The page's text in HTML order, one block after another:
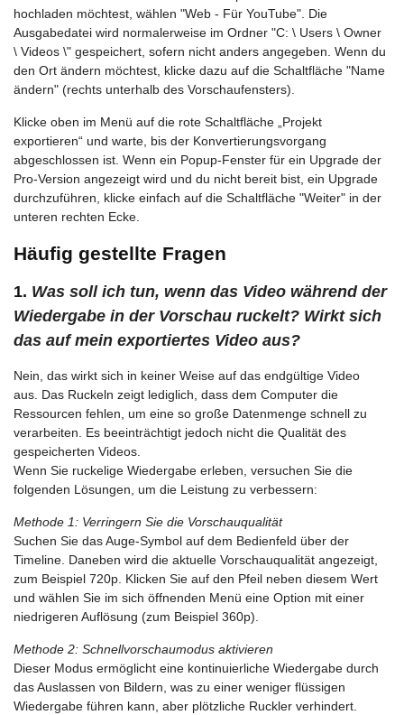
hochladen möchtest, wählen "Web - Für YouTube". Die
Ausgabedatei wird normalerweise im Ordner "C: \ Users \ Owner
\ Videos \" gespeichert, sofern nicht anders angegeben. Wenn du
den Ort ändern möchtest, klicke dazu auf die Schaltfläche "Name
ändern" (rechts unterhalb des Vorschaufensters).
Klicke oben im Menü auf die rote Schaltfläche „Projekt
exportieren“ und warte, bis der Konvertierungsvorgang
abgeschlossen ist. Wenn ein Popup-Fenster für ein Upgrade der
Pro-Version angezeigt wird und du nicht bereit bist, ein Upgrade
durchzuführen, klicke einfach auf die Schaltfläche "Weiter" in der
unteren rechten Ecke.
Häufig gestellte Fragen
1. Was soll ich tun, wenn das Video während der
Wiedergabe in der Vorschau ruckelt? Wirkt sich
das auf mein exportiertes Video aus?
Nein, das wirkt sich in keiner Weise auf das endgültige Video
aus. Das Ruckeln zeigt lediglich, dass dem Computer die
Ressourcen fehlen, um eine so große Datenmenge schnell zu
verarbeiten. Es beeinträchtigt jedoch nicht die Qualität des
gespeicherten Videos.
Wenn Sie ruckelige Wiedergabe erleben, versuchen Sie die
folgenden Lösungen, um die Leistung zu verbessern:
Methode 1: Verringern Sie die Vorschauqualität
Suchen Sie das Auge-Symbol auf dem Bedienfeld über der
Timeline. Daneben wird die aktuelle Vorschauqualität angezeigt,
zum Beispiel 720p. Klicken Sie auf den Pfeil neben diesem Wert
und wählen Sie im sich öffnenden Menü eine Option mit einer
niedrigeren Auflösung (zum Beispiel 360p).
Methode 2: Schnellvorschaumodus aktivieren
Dieser Modus ermöglicht eine kontinuierliche Wiedergabe durch
das Auslassen von Bildern, was zu einer weniger flüssigen
Wiedergabe führen kann, aber plötzliche Ruckler verhindert.